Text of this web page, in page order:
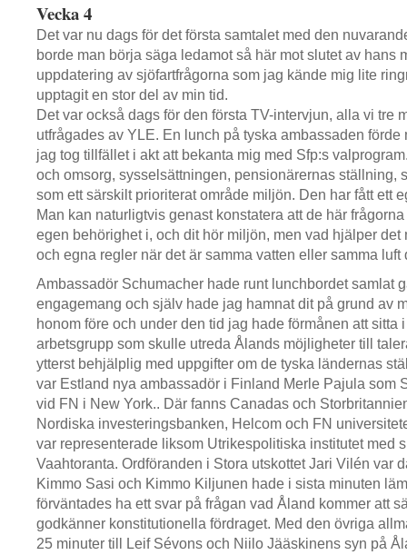
Vecka 4
Det var nu dags för det första samtalet med den
borde man börja säga ledamot så här mot slutet av hans
uppdatering av sjöfartfrågorna som jag kände mig lite
upptagit en stor del av min tid.
Det var också dags för den första TV-intervjun, alla vi tre
utfrågades av YLE. En lunch på tyska ambassaden
jag tog tillfället i akt att bekanta mig med Sfp:s
och omsorg, sysselsättningen, pensionärernas ställning,
som ett särskilt prioriterat område miljön. Den har fått ett
Man kan naturligtvis genast konstatera att de här
egen behörighet i, och dit hör miljön, men vad hjälper det
och egna regler när det är samma vatten eller samma luft
Ambassadör Schumacher hade runt lunchbordet samlat
engagemang och själv hade jag hamnat dit på grund av
honom före och under den tid jag hade förmånen att sitta
arbetsgrupp som skulle utreda Ålands möjligheter till
ytterst behjälplig med uppgifter om de tyska ländernas
var Estland nya ambassadör i Finland Merle Pajula som
vid FN i New York.. Där fanns Canadas och
Nordiska investeringsbanken, Helcom och FN
var representerade liksom Utrikespolitiska institutet med
Vaahtoranta. Ordföranden i Stora utskottet Jari Vilén var
Kimmo Sasi och Kimmo Kiljunen hade i sista minuten
förväntades ha ett svar på frågan vad Åland kommer att
godkänner konstitutionella fördraget. Med den övriga
25 minuter till Leif Sévons och Niilo Jääskinens syn på